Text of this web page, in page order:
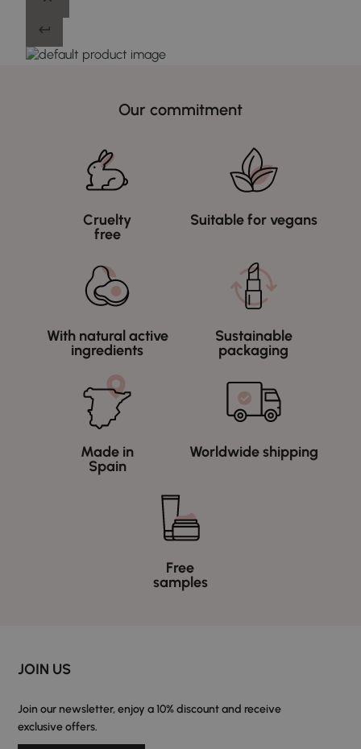
Our commitment
Cruelty
free
Suitable for vegans
With natural active
ingredients
Sustainable
packaging
Made in
Spain
Worldwide shipping
Free
samples
JOIN US
Join our newsletter, enjoy a 10% discount and receive
exclusive offers.